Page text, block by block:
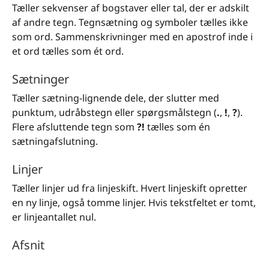
Tæller sekvenser af bogstaver eller tal, der er adskilt
af andre tegn. Tegnsætning og symboler tælles ikke
som ord. Sammenskrivninger med en apostrof inde i
et ord tælles som ét ord.
Sætninger
Tæller sætning-lignende dele, der slutter med
punktum, udråbstegn eller spørgsmålstegn (., !, ?).
Flere afsluttende tegn som ?! tælles som én
sætningafslutning.
Linjer
Tæller linjer ud fra linjeskift. Hvert linjeskift opretter
en ny linje, også tomme linjer. Hvis tekstfeltet er tomt,
er linjeantallet nul.
Afsnit